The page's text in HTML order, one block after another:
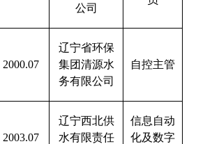
公司
2000.07
辽宁省环保
集团清源水
务有限公司
自控主管
2003.07
辽宁西北供
水有限责任
信息自动
化及数字